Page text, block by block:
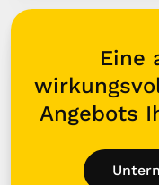
Eine
Angebots